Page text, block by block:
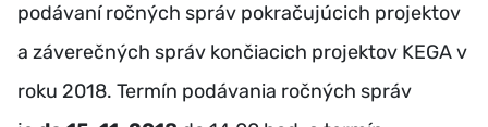
podávaní ročných správ pokračujúcich projektov
a záverečných správ končiacich projektov KEGA v
roku 2018. Termín podávania ročných správ